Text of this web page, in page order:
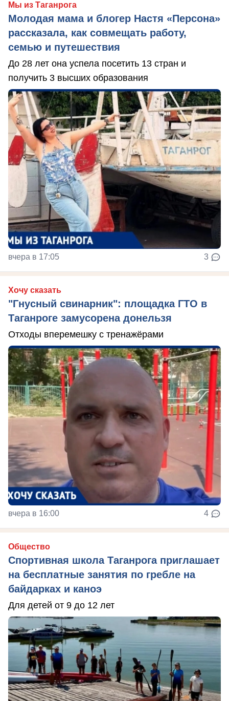
Мы из Таганрога
Молодая мама и блогер Настя «Персона»
рассказала, как совмещать работу,
семью и путешествия
До 28 лет она успела посетить 13 стран и
получить 3 высших образования
вчера в 17:05 3
Хочу сказать
"Гнусный свинарник": площадка ГТО в
Таганроге замусорена донельзя
Отходы вперемешку с тренажёрами
вчера в 16:00 4
Общество
Спортивная школа Таганрога приглашает
на бесплатные занятия по гребле на
байдарках и каноэ
Для детей от 9 до 12 лет